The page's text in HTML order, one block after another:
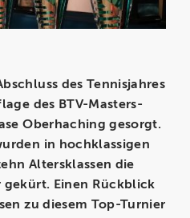
des Tennisjahres
des BTV-Masters-
Oberhaching gesorgt.
in hochklassigen
Altersklassen die
gekürt. Einen Rückblick
zu diesem Top-Turnier